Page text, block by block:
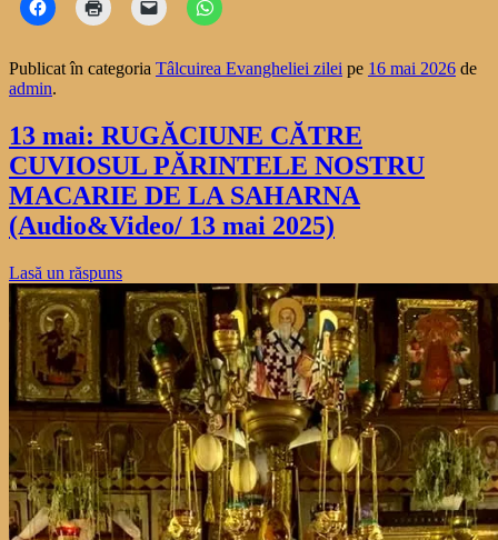
Publicat în categoria Tâlcuirea Evangheliei zilei pe 16 mai 2026 de
admin.
13 mai: RUGĂCIUNE CĂTRE
CUVIOSUL PĂRINTELE NOSTRU
MACARIE DE LA SAHARNA
(Audio&Video/ 13 mai 2025)
Lasă un răspuns